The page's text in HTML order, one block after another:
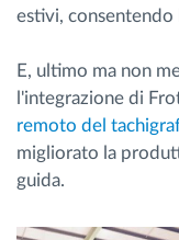
estivi,
E, ultimo ma non
l'integrazione di
remoto del
migliorato la
guida.